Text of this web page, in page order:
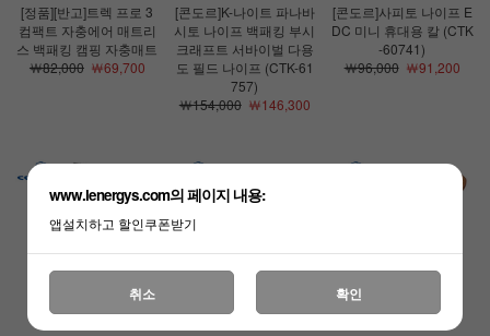
[정품][반고]트렉 프로 3
컴팩트 자충에어 매트리
스 백패킹 캠핑 자충매트
￦82,000￦69,700
[콘도르]K-나이트 파나바
시토 나이프 백패킹 부시
크래프트 서바이벌 다용
도 필드 나이프 (CTK-61
757)
￦154,000￦146,300
[콘도르]사피토 나이프 E
DC 미니 휴대용 칼 (CTK
-60741)
￦96,000￦91,200
www.lenergys.com의 페이지 내용:
앱설치하고 할인쿠폰받기
취소 확인